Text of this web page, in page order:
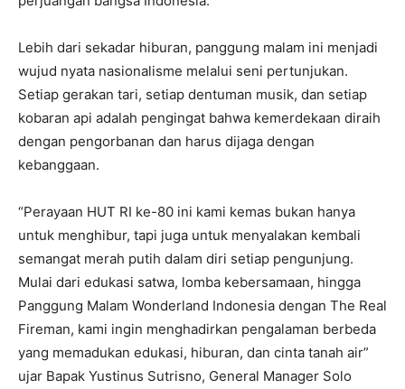
Lebih dari sekadar hiburan, panggung malam ini menjadi
wujud nyata nasionalisme melalui seni pertunjukan.
Setiap gerakan tari, setiap dentuman musik, dan setiap
kobaran api adalah pengingat bahwa kemerdekaan diraih
dengan pengorbanan dan harus dijaga dengan
kebanggaan.
“Perayaan HUT RI ke-80 ini kami kemas bukan hanya
untuk menghibur, tapi juga untuk menyalakan kembali
semangat merah putih dalam diri setiap pengunjung.
Mulai dari edukasi satwa, lomba kebersamaan, hingga
Panggung Malam Wonderland Indonesia dengan The Real
Fireman, kami ingin menghadirkan pengalaman berbeda
yang memadukan edukasi, hiburan, dan cinta tanah air”
ujar Bapak Yustinus Sutrisno, General Manager Solo